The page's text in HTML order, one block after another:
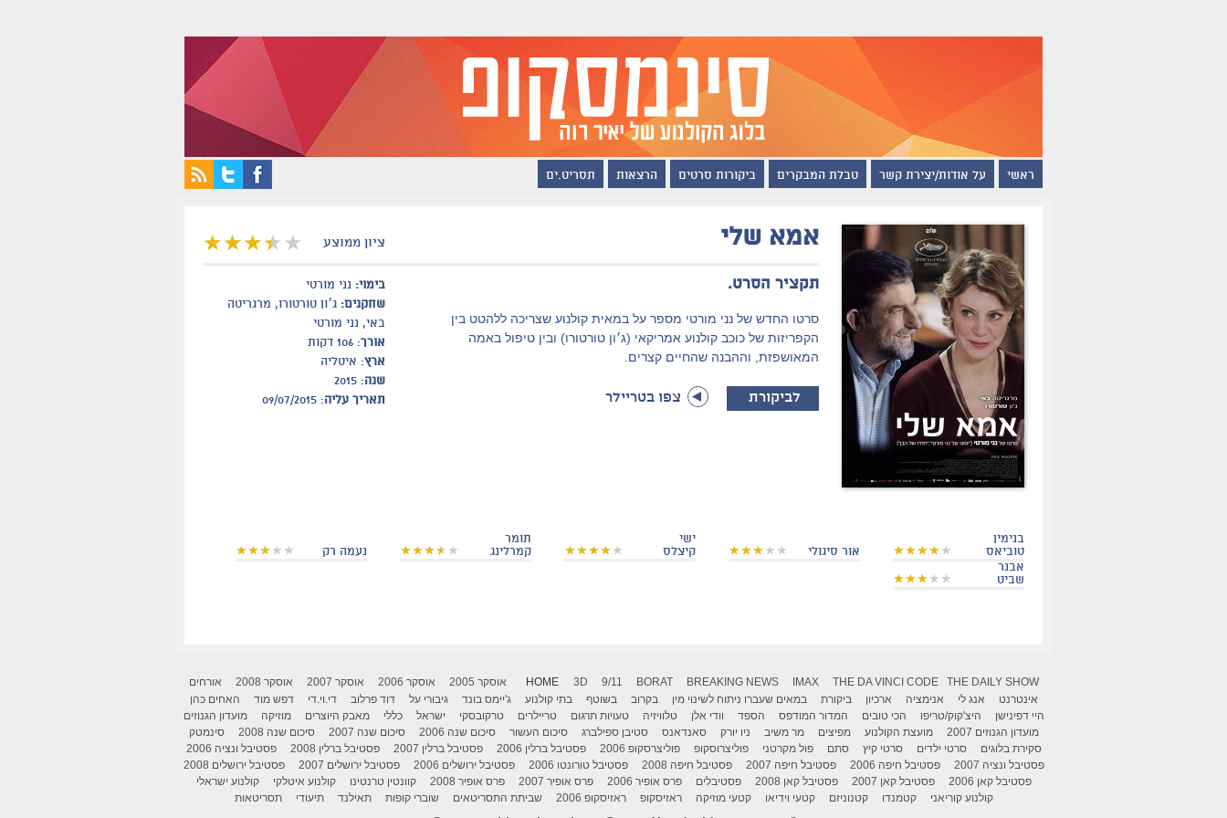
ראשי על אודות/יצירת קשר טבלת המבקרים ביקורות סרטים הרצאות תסריט.ים
ציון ממוצע אמא שלי
בימוי: נני מורטי
שחקנים: ג׳ון טורטורו, מרגריטה
באי, נני מורטי
אורך: 106 דקות
ארץ: איטליה
שנה: 2015
תאריך עליה: 09/07/2015
תקציר הסרט.
סרטו החדש של נני מורטי מספר על במאית קולנוע שצריכה ללהטט בין
הקפריזות של כוכב קולנוע אמריקאי (ג׳ון טורטורו) ובין טיפול באמה
המאושפזת, וההבנה שהחיים קצרים.
לביקורת צפו בטריילר
בנימין
טוביאס
אור סיגולי
ישי
קיצלס
תומר
קמרלינג
נעמה רק
אבנר
שביט
HOME 3D 9/11 BORAT BREAKING NEWS IMAX THE DA VINCI CODE THE DAILY SHOW אוסקר 2005 אוסקר 2006 אוסקר 2007 אוסקר 2008
אורחים
אינטרנט
אנג לי אנימציה ארכיון ביקורת במאים שעברו ניתוח לשינוי מין בקרוב בשוטף בתי קולנוע ג'יימס בונד גיבורי על דוד פרלוב די.וי.די דפש מוד
האחים כהן
היי דפינישן
היצ'קוק/טריפו הכי טובים המדור המודפס הספד וודי אלן טלוויזיה טעויות תרגום טריילרים טרקובסקי ישראל כללי מאבק היוצרים מוזיקה
מועדון הגנוזים
מועדון הגנוזים 2007
מועצת הקולנוע מפיצים מר משיב ניו יורק סאנדאנס סטיבן ספילברג סיכום העשור סיכום שנה 2006 סיכום שנה 2007 סיכום שנה 2008
סינמטק
סקירת בלוגים
סרטי ילדים סרטי קיץ סתם פול מקרטני פוליצרוסקופ פוליצרסקופ 2006 פסטיבל ברלין 2006 פסטיבל ברלין 2007 פסטיבל ברלין 2008
פסטיבל ונציה 2006
פסטיבל ונציה 2007
פסטיבל חיפה 2006 פסטיבל חיפה 2007 פסטיבל חיפה 2008 פסטיבל טורונטו 2006 פסטיבל ירושלים 2006 פסטיבל ירושלים 2007
פסטיבל ירושלים 2008
פסטיבל קאן 2006
פסטיבל קאן 2007 פסטיבל קאן 2008 פסטיבלים פרס אופיר 2006 פרס אופיר 2007 פרס אופיר 2008 קוונטין טרנטינו קולנוע איטלקי
קולנוע ישראלי
קולנוע קוריאני
קטמנדו קטנוניזם קטעי וידיאו קטעי מוזיקה ראזיסקופ ראזיסקופ 2006 שביתת התסריטאים שוברי קופות תאילנד תיעודי תסריטאות